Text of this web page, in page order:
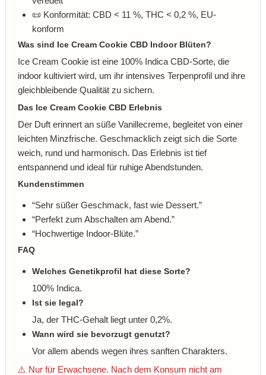
📜 Konformität: CBD < 11 %, THC < 0,2 %, EU-
konform
Was sind Ice Cream Cookie CBD Indoor Blüten?
Ice Cream Cookie ist eine 100% Indica CBD-Sorte, die
indoor kultiviert wird, um ihr intensives Terpenprofil und ihre
gleichbleibende Qualität zu sichern.
Das Ice Cream Cookie CBD Erlebnis
Der Duft erinnert an süße Vanillecreme, begleitet von einer
leichten Minzfrische. Geschmacklich zeigt sich die Sorte
weich, rund und harmonisch. Das Erlebnis ist tief
entspannend und ideal für ruhige Abendstunden.
Kundenstimmen
“Sehr süßer Geschmack, fast wie Dessert.”
“Perfekt zum Abschalten am Abend.”
“Hochwertige Indoor-Blüte.”
FAQ
Welches Genetikprofil hat diese Sorte?
100% Indica.
Ist sie legal?
Ja, der THC-Gehalt liegt unter 0,2%.
Wann wird sie bevorzugt genutzt?
Vor allem abends wegen ihres sanften Charakters.
⚠️ Nur für Erwachsene. Nach dem Konsum nicht am